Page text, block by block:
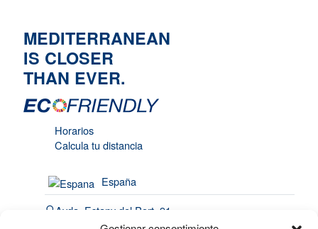
MEDITERRANEAN
IS CLOSER
THAN EVER.
Horarios
Calcula tu distancia
España
Avda. Estany del Port, 91
Port de Barcelona | 08820